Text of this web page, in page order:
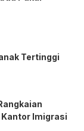
Tertinggi
Kantor Imigrasi